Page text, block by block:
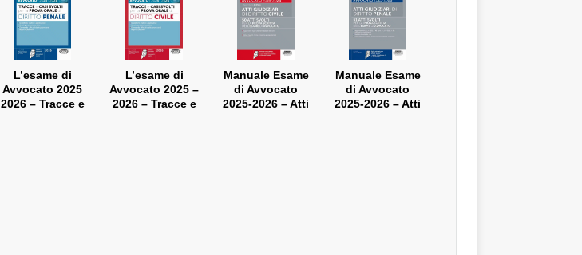
L’esame di
Avvocato 2025
2026 – Tracce e
L’esame di
Avvocato 2025 –
2026 – Tracce e
Manuale Esame
di Avvocato
2025-2026 – Atti
Manuale Esame
di Avvocato
2025-2026 – Atti